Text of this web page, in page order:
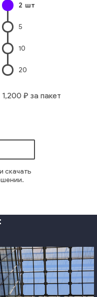
линии
2 шт
5
10
20
1,200 ₽ за пакет
скачать